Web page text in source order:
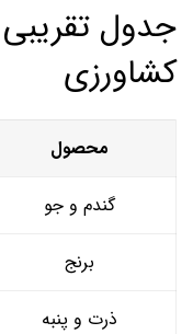
جدول
کشاورزی
محصول
گندم و جو
برنج
ذرت و پنبه